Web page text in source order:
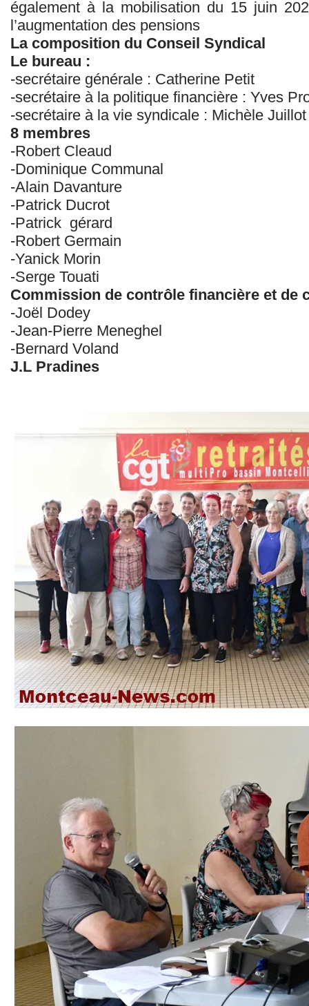
également à la mobilisation du 15 juin
l’augmentation des pensions
La composition du Conseil Syndical
Le bureau :
-secrétaire générale : Catherine Petit
-secrétaire à la politique financière : Yves
-secrétaire à la vie syndicale : Michèle Juillot
8 membres
-Robert Cleaud
-Dominique Communal
-Alain Davanture
-Patrick Ducrot
-Patrick gérard
-Robert Germain
-Yanick Morin
-Serge Touati
Commission de contrôle financière et de
-Joël Dodey
-Jean-Pierre Meneghel
-Bernard Voland
J.L Pradines